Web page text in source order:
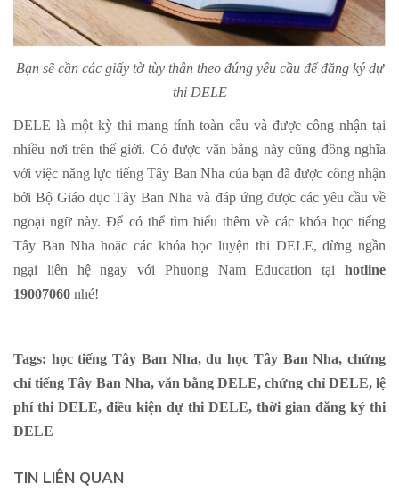
Bạn sẽ cần các giấy tờ tùy thân theo đúng yêu cầu để đăng ký dự
thi DELE
DELE là một kỳ thi mang tính toàn cầu và được công nhận tại
nhiều nơi trên thế giới. Có được văn bằng này cũng đồng nghĩa
với việc năng lực tiếng Tây Ban Nha của bạn đã được công nhận
bởi Bộ Giáo dục Tây Ban Nha và đáp ứng được các yêu cầu về
ngoại ngữ này. Để có thể tìm hiểu thêm về các khóa học tiếng
Tây Ban Nha hoặc các khóa học luyện thi DELE, đừng ngần
ngại liên hệ ngay với Phuong Nam Education tại hotline
19007060 nhé!
Tags: học tiếng Tây Ban Nha, du học Tây Ban Nha, chứng
chỉ tiếng Tây Ban Nha, văn bằng DELE, chứng chỉ DELE, lệ
phí thi DELE, điều kiện dự thi DELE, thời gian đăng ký thi
DELE
TIN LIÊN QUAN